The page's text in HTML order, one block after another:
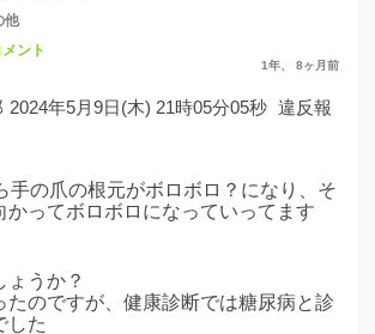
他
ント
1年、 8ヶ月前
2024年5月9日(木) 21時05分05秒 違反報
手の爪の根元がボロボロ？になり、そ
かってボロボロになっていってます
ょうか？
たのですが、健康診断では糖尿病と診
した